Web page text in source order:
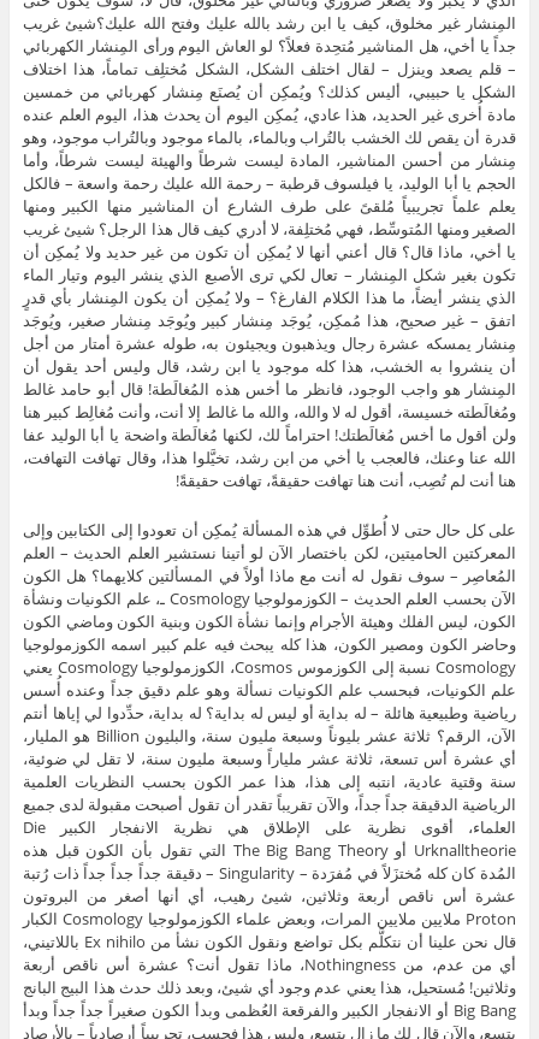
على كل حال حتى لا أُطوِّل في هذه المسألة يُمكِن أن تعودوا إلى الكتابين وإلى
المعركتين الحاميتين، لكن باختصار الآن لو أتينا نستشير العلم الحديث – العلم
المُعاصِر – سوف نقول له أنت مع ماذا أولاً في المسألتين كلايهما؟ هل الكون
الآن بحسب العلم الحديث – الكوزمولوجيا Cosmology ـ، علم الكونيات ونشأة
الكون، ليس الفلك وهيئة الأجرام وإنما نشأة الكون وبنية الكون وماضي الكون
وحاضر الكون ومصير الكون، هذا كله يبحث فيه علم كبير اسمه الكوزمولوجيا
Cosmology نسبة إلى الكوزموس Cosmos، الكوزمولوجيا Cosmology يعني
علم الكونيات، فبحسب علم الكونيات نسألة وهو علم دقيق جداً وعنده أُسس
رياضية وطبيعية هائلة – له بداية أو ليس له بداية؟ له بداية، حدِّدوا لي إياها أنتم
الآن، الرقم؟ ثلاثة عشر بليوناً وسبعة مليون سنة، والبليون Billion هو المليار،
أي عشرة أس تسعة، ثلاثة عشر ملياراً وسبعة مليون سنة، لا تقل لي ضوئية،
سنة وقتية عادية، انتبه إلى هذا، هذا عمر الكون بحسب النظريات العلمية
الرياضية الدقيقة جداً جداً، والآن تقريباً تقدر أن تقول أصبحت مقبولة لدى جميع
العلماء، أقوى نظرية على الإطلاق هي نظرية الانفجار الكبير Die
Urknalltheorie أو The Big Bang Theory التي تقول بأن الكون قبل هذه
المُدة كان كله مُختزَلاً في مُفرَدة – Singularity – دقيقة جداً جداً جداً ذات رُتبة
عشرة أس ناقص أربعة وثلاثين، شيئ رهيب، أي أنها أصغر من البروتون
Proton ملايين ملايين المرات، وبعض علماء الكوزمولوجيا Cosmology الكبار
قال نحن علينا أن نتكلَّم بكل تواضع ونقول الكون نشأ من Ex nihilo باللاتيني،
أي من عدم، من Nothingness، ماذا تقول أنت؟ عشرة أس ناقص أربعة
وثلاثين! مُستحيل، هذا يعني عدم وجود أي شيئ، وبعد ذلك حدث هذا البيج البانج
Big Bang أو الانفجار الكبير والفرقعة العُظمى وبدأ الكون صغيراً جداً جداً وبدأ
يتسع، والآن قال لك ما زال يتسع، وليس هذا فحسب، تجريبياً أرصادياً – بالأرصاد